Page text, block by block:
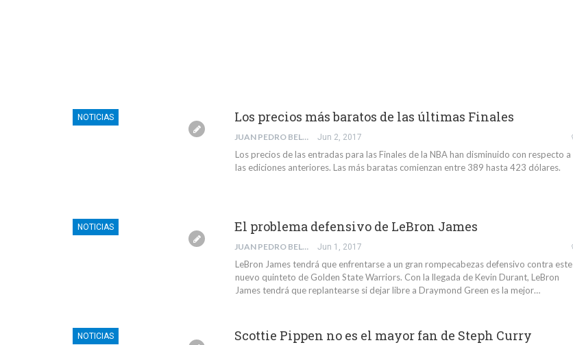
NOTICIAS Los precios más baratos de las últimas Finales
JUAN PEDRO BELMONTE GARCÍA Jun 2, 2017
Los precios de las entradas para las Finales de la NBA han disminuido con respecto a
las ediciones anteriores. Las más baratas comienzan entre 389 hasta 423 dólares.
NOTICIAS El problema defensivo de LeBron James
JUAN PEDRO BELMONTE GARCÍA Jun 1, 2017
LeBron James tendrá que enfrentarse a un gran rompecabezas defensivo contra este
nuevo quinteto de Golden State Warriors. Con la llegada de Kevin Durant, LeBron
James tendrá que replantearse si dejar libre a Draymond Green es la mejor…
NOTICIAS Scottie Pippen no es el mayor fan de Steph Curry